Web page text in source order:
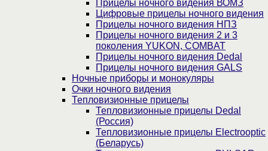
Прицелы ночного видения ВОМЗ
Цифровые прицелы ночного видения
Прицелы ночного видения НПЗ
Прицелы ночного видения 2 и 3
поколения YUKON, COMBAT
Прицелы ночного видения Dedal
Прицелы ночного видения GALS
Ночные приборы и монокуляры
Очки ночного видения
Тепловизионные прицелы
Тепловизионные прицелы Dedal
(Россия)
Тепловизионные прицелы Electrooptic
(Беларусь)